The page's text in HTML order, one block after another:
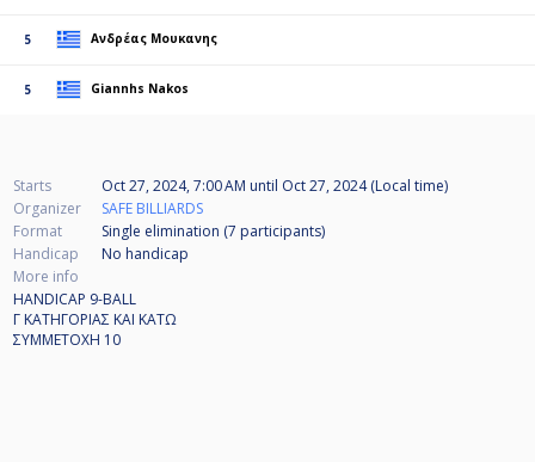
5 Ανδρέας Μουκανης
5 Giannhs Nakos
Starts Oct 27, 2024, 7:00 AM until Oct 27, 2024 (Local time)
Organizer
SAFE BILLIARDS
Format
Single elimination (7 participants)
Handicap
No handicap
More info
HANDICAP 9-BALL
Γ ΚΑΤΗΓΟΡΙΑΣ ΚΑΙ ΚΑΤΩ
ΣΥΜΜΕΤΟΧΗ 10